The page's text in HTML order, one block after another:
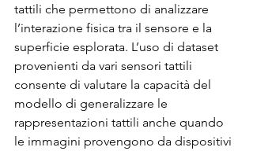
tattili che permettono di analizzare
l’interazione fisica tra il sensore e la
superficie esplorata. L’uso di dataset
provenienti da vari sensori tattili
consente di valutare la capacità del
modello di generalizzare le
rappresentazioni tattili anche quando
le immagini provengono da dispositivi